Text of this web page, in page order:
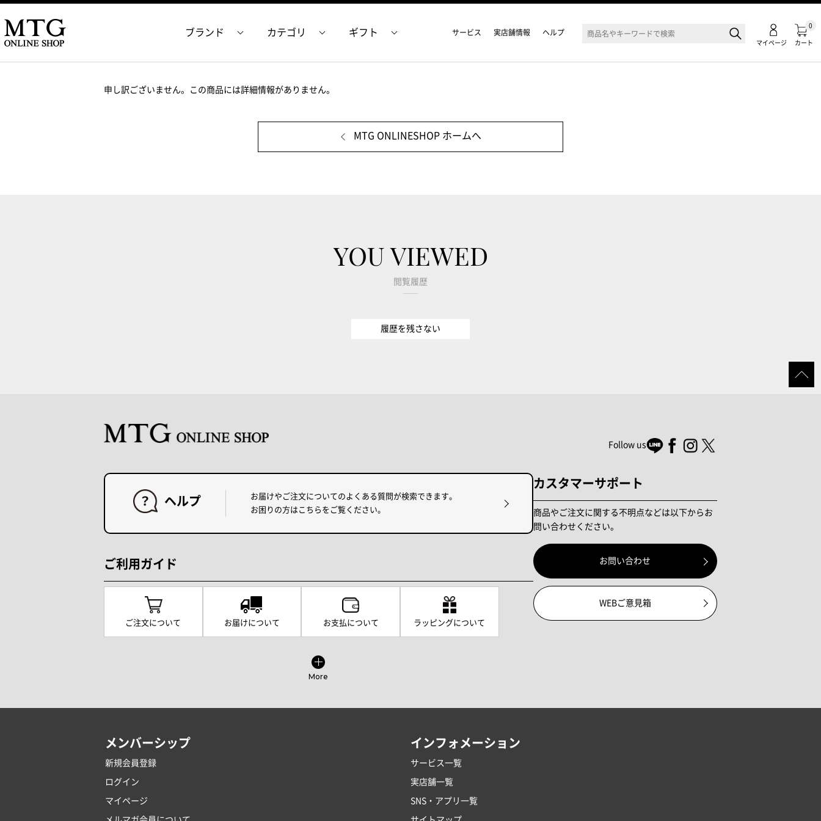
カート
0
マイページ
ブランド カテゴリ ギフト サービス 実店舗情報 ヘルプ
申し訳ございません。この商品には詳細情報がありません。
MTG ONLINESHOP ホームへ
YOU VIEWED
閲覧履歴
履歴を残さない
Follow us
ヘルプ
お届けやご注文についてのよくある質問が検索できます。
お困りの方はこちらをご覧ください。
ご利用ガイド
ご注文について お届けについて お支払について ラッピングについて
More
カスタマーサポート
商品やご注文に関する不明点などは以下からお
問い合わせください。
お問い合わせ
WEBご意見箱
メンバーシップ
新規会員登録
ログイン
マイページ
インフォメーション
サービス一覧
実店舗一覧
SNS・アプリ一覧